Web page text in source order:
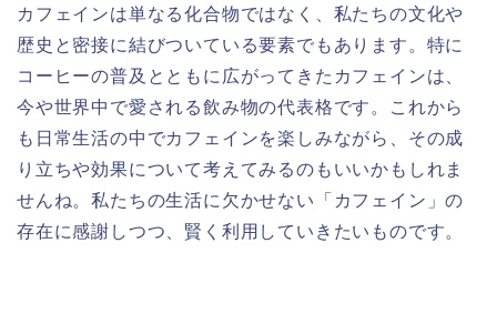
カフェインは単なる化合物ではなく、私たちの文化や
歴史と密接に結びついている要素でもあります。特に
コーヒーの普及とともに広がってきたカフェインは、
今や世界中で愛される飲み物の代表格です。これから
も日常生活の中でカフェインを楽しみながら、その成
り立ちや効果について考えてみるのもいいかもしれま
せんね。私たちの生活に欠かせない「カフェイン」の
存在に感謝しつつ、賢く利用していきたいものです。